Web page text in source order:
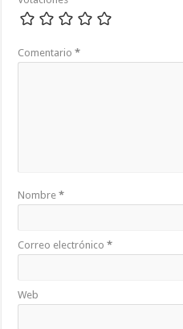
Comentario*
Nombre*
Correo electrónico*
Web